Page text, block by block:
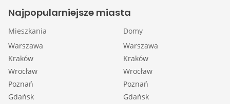
Najpopularniejsze miasta
Mieszkania
Warszawa
Kraków
Wrocław
Poznań
Gdańsk
Domy
Warszawa
Kraków
Wrocław
Poznań
Gdańsk